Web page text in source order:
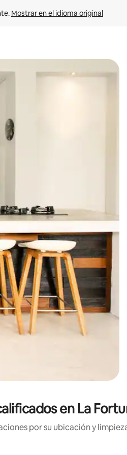
Mostrar en el idioma original
y hacia abajo, o bien tocando y
en La
por su ubicación y